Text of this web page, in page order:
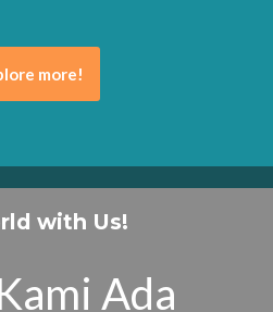
more!
with Us!
Ada